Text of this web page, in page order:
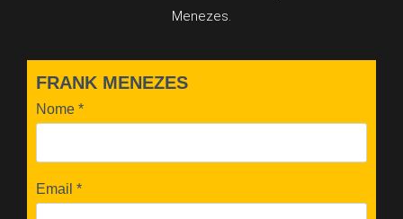
Menezes.
FRANK MENEZES
Nome *
Email *